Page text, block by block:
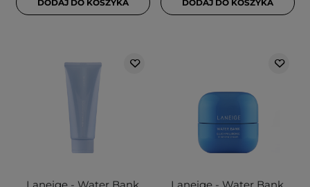
DODAJ DO KOSZYKA DODAJ DO KOSZYKA